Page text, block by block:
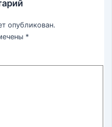
опубликован.
*